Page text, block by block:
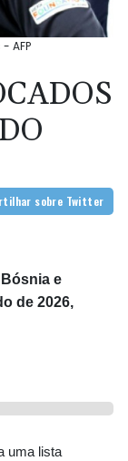
AFP
sobre Twitter
e
de 2026,
uma lista